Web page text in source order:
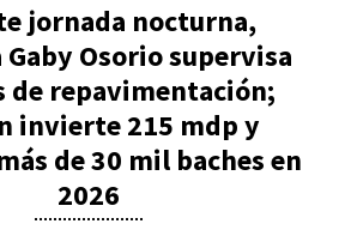
jornada nocturna,
Gaby Osorio supervisa
de repavimentación;
invierte 215 mdp y
de 30 mil baches en
2026